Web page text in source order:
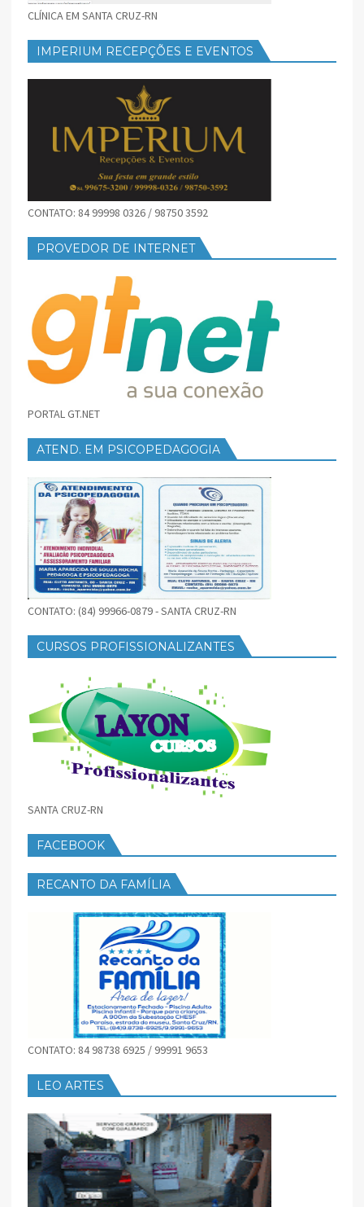
CLÍNICA EM SANTA CRUZ-RN
IMPERIUM RECEPÇÕES E EVENTOS
CONTATO: 84 99998 0326 / 98750 3592
PROVEDOR DE INTERNET
PORTAL GT.NET
ATEND. EM PSICOPEDAGOGIA
CONTATO: (84) 99966-0879 - SANTA CRUZ-RN
CURSOS PROFISSIONALIZANTES
SANTA CRUZ-RN
FACEBOOK
RECANTO DA FAMÍLIA
CONTATO: 84 98738 6925 / 99991 9653
LEO ARTES